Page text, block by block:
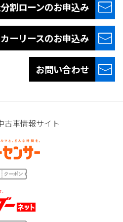
割ローンのお申込み
カーリースのお申込み
お問い合わせ
古車情報サイト